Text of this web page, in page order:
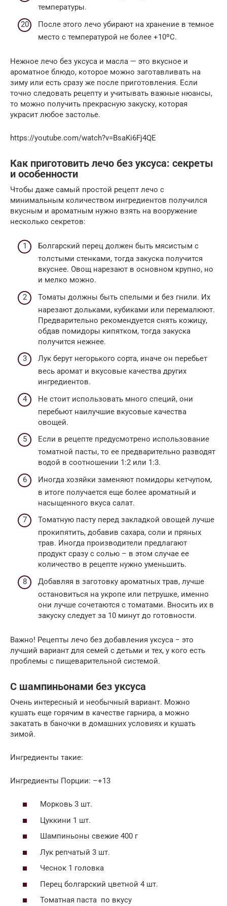
температуры.
После этого лечо убирают на хранение в темное
место с температурой не более +10ºC.
Нежное лечо без уксуса и масла — это вкусное и
ароматное блюдо, которое можно заготавливать на
зиму или есть сразу же после приготовления. Если
точно следовать рецепту и учитывать важные нюансы,
то можно получить прекрасную закуску, которая
украсит любое застолье.
https://youtube.com/watch?v=BsaKi6Fj4QE
Как приготовить лечо без уксуса: секреты
и особенности
Чтобы даже самый простой рецепт лечо с
минимальным количеством ингредиентов получился
вкусным и ароматным нужно взять на вооружение
несколько секретов:
Болгарский перец должен быть мясистым с
толстыми стенками, тогда закуска получится
вкуснее. Овощ нарезают в основном крупно, но
и мелко можно.
Томаты должны быть спелыми и без гнили. Их
нарезают дольками, кубиками или перемалюют.
Предварительно рекомендуется снять кожицу,
обдав помидоры кипятком, тогда закуска
получится нежнее.
Лук берут негорького сорта, иначе он перебьет
весь аромат и вкусовые качества других
ингредиентов.
Не стоит использовать много специй, они
перебьют наилучшие вкусовые качества
овощей.
Если в рецепте предусмотрено использование
томатной пасты, то ее предварительно разводят
водой в соотношении 1:2 или 1:3.
Иногда хозяйки заменяют помидоры кетчупом,
в итоге получается еще более ароматный и
насыщенного вкуса салат.
Томатную пасту перед закладкой овощей лучше
прокипятить, добавив сахара, соли и пряных
трав. Иногда производители предлагают
продукт сразу с солью – в этом случае ее
количество в рецепте нужно уменьшить.
Добавляя в заготовку ароматных трав, лучше
остановиться на укропе или петрушке, именно
они лучше сочетаются с томатами. Вносить их в
закуску следует за 10 минут до готовности.
Важно! Рецепты лечо без добавления уксуса − это
лучший вариант для семей с детьми и тех, у кого есть
проблемы с пищеварительной системой.
С шампиньонами без уксуса
Очень интересный и необычный вариант. Можно
кушать еще горячим в качестве гарнира, а можно
закатать в баночки в домашних условиях и кушать
зимой.
Ингредиенты такие:
Ингредиенты Порции: –+13
Морковь 3 шт.
Цуккини 1 шт.
Шампиньоны свежие 400 г
Лук репчатый 3 шт.
Чеснок 1 головка
Перец болгарский цветной 4 шт.
Томатная паста по вкусу